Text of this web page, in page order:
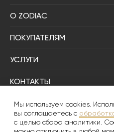
О ZODIAC
ПОКУПАТЕЛЯМ
УСЛУГИ
КОНТАКТЫ
© 2008-2026 Zodiac
Мы используем cookies.
вы соглашаетесь с
с целью сбора аналитики.